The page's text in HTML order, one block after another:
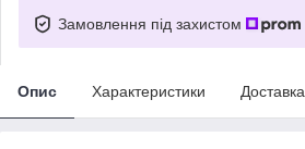
Замовлення під захистом
Опис Характеристики Доставка